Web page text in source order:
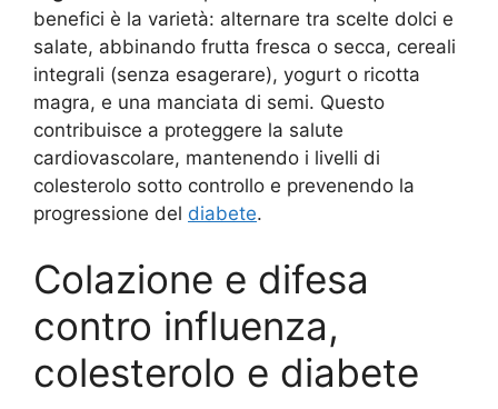
benefici è la varietà: alternare tra scelte dolci e
salate, abbinando frutta fresca o secca, cereali
integrali (senza esagerare), yogurt o ricotta
magra, e una manciata di semi. Questo
contribuisce a proteggere la salute
cardiovascolare, mantenendo i livelli di
colesterolo sotto controllo e prevenendo la
progressione del diabete.
Colazione e difesa
contro influenza,
colesterolo e diabete